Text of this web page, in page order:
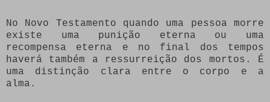
No Novo Testamento quando uma pessoa morre
existe uma punição eterna ou uma
recompensa eterna e no final dos tempos
haverá também a ressurreição dos mortos. É
uma distinção clara entre o corpo e a
alma.